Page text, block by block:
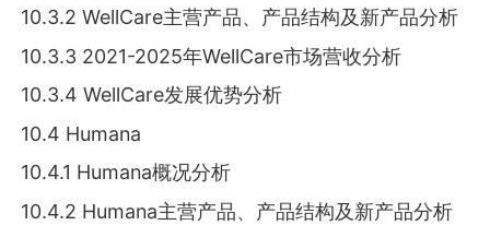
10.3.2 WellCare主营产品、产品结构及新产品分析
10.3.3 2021-2025年WellCare市场营收分析
10.3.4 WellCare发展优势分析
10.4 Humana
10.4.1 Humana概况分析
10.4.2 Humana主营产品、产品结构及新产品分析